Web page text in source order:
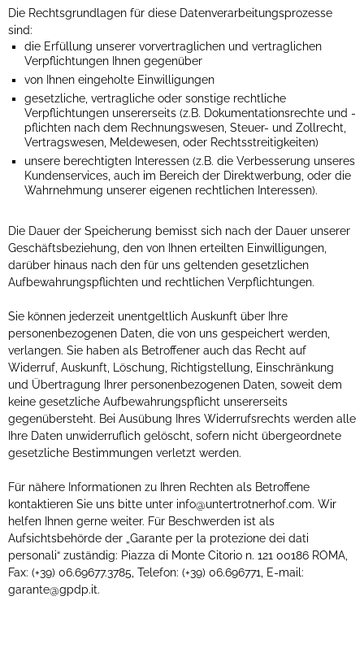
Die Rechtsgrundlagen für diese Datenverarbeitungsprozesse
sind:
die Erfüllung unserer vorvertraglichen und vertraglichen
Verpflichtungen Ihnen gegenüber
von Ihnen eingeholte Einwilligungen
gesetzliche, vertragliche oder sonstige rechtliche
Verpflichtungen unsererseits (z.B. Dokumentationsrechte und -
pflichten nach dem Rechnungswesen, Steuer- und Zollrecht,
Vertragswesen, Meldewesen, oder Rechtsstreitigkeiten)
unsere berechtigten Interessen (z.B. die Verbesserung unseres
Kundenservices, auch im Bereich der Direktwerbung, oder die
Wahrnehmung unserer eigenen rechtlichen Interessen).
Die Dauer der Speicherung bemisst sich nach der Dauer unserer
Geschäftsbeziehung, den von Ihnen erteilten Einwilligungen,
darüber hinaus nach den für uns geltenden gesetzlichen
Aufbewahrungspflichten und rechtlichen Verpflichtungen.
Sie können jederzeit unentgeltlich Auskunft über Ihre
personenbezogenen Daten, die von uns gespeichert werden,
verlangen. Sie haben als Betroffener auch das Recht auf
Widerruf, Auskunft, Löschung, Richtigstellung, Einschränkung
und Übertragung Ihrer personenbezogenen Daten, soweit dem
keine gesetzliche Aufbewahrungspflicht unsererseits
gegenübersteht. Bei Ausübung Ihres Widerrufsrechts werden alle
Ihre Daten unwiderruflich gelöscht, sofern nicht übergeordnete
gesetzliche Bestimmungen verletzt werden.
Für nähere Informationen zu Ihren Rechten als Betroffene
kontaktieren Sie uns bitte unter info@untertrotnerhof.com. Wir
helfen Ihnen gerne weiter. Für Beschwerden ist als
Aufsichtsbehörde der „Garante per la protezione dei dati
personali“ zuständig: Piazza di Monte Citorio n. 121 00186 ROMA,
Fax: (+39) 06.69677.3785, Telefon: (+39) 06.696771, E-mail:
garante@gpdp.it.